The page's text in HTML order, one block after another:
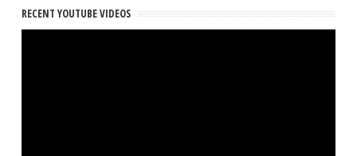
RECENT YOUTUBE VIDEOS